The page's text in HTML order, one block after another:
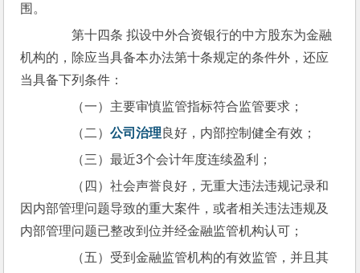
围。
第十四条 拟设中外合资银行的中方股东为金融
机构的，除应当具备本办法第十条规定的条件外，还应
当具备下列条件：
（一）主要审慎监管指标符合监管要求；
（二）公司治理良好，内部控制健全有效；
（三）最近3个会计年度连续盈利；
（四）社会声誉良好，无重大违法违规记录和
因内部管理问题导致的重大案件，或者相关违法违规及
内部管理问题已整改到位并经金融监管机构认可；
（五）受到金融监管机构的有效监管，并且其